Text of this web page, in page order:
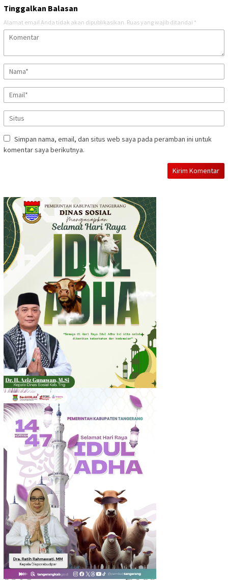
Tinggalkan Balasan
Alamat email Anda tidak akan dipublikasikan. Ruas yang wajib ditandai *
Simpan nama, email, dan situs web saya pada peramban ini untuk
komentar saya berikutnya.